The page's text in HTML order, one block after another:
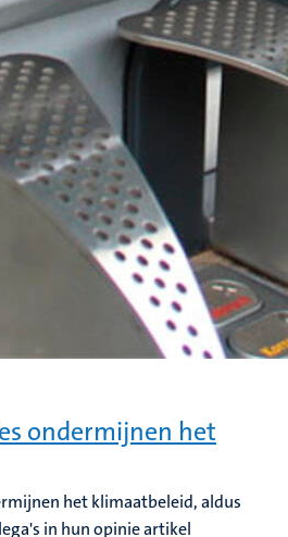
ondermijnen het
het klimaatbeleid, aldus
in hun opinie artikel